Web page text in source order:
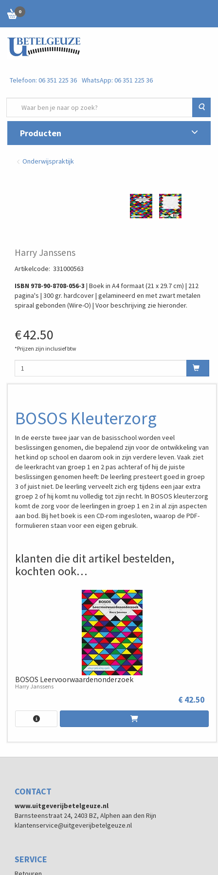
0
Telefoon: 06 351 225 36 WhatsApp: 06 351 225 36
Producten
Onderwijspraktijk
Harry Janssens
Artikelcode: 331000563
ISBN 978-90-8708-056-3 | Boek in A4 formaat (21 x 29.7 cm) | 212
pagina's | 300 gr. hardcover | gelamineerd en met zwart metalen
spiraal gebonden (Wire-O) | Voor beschrijving zie hieronder.
€42.50
*Prijzen zijn inclusief btw
BOSOS Kleuterzorg
In de eerste twee jaar van de basisschool worden veel
beslissingen genomen, die bepalend zijn voor de ontwikkeling van
het kind op school en daarom ook in zijn verdere leven. Vaak ziet
de leerkracht van groep 1 en 2 pas achteraf of hij de juiste
beslissingen genomen heeft: De leerling presteert goed in groep
3 of juist niet. De leerling verveelt zich erg tijdens een jaar extra
groep 2 of hij komt nu volledig tot zijn recht. In BOSOS kleuterzorg
komt de zorg voor de leerlingen in groep 1 en 2 in al zijn aspecten
aan bod. Bij het boek is een CD-rom ingesloten, waarop de PDF-
formulieren staan voor een eigen gebruik.
klanten die dit artikel bestelden,
kochten ook…
BOSOS Leervoorwaardenonderzoek
Harry Janssens
€ 42.50
CONTACT
www.uitgeverijbetelgeuze.nl
Barnsteenstraat 24, 2403 BZ, Alphen aan den Rijn
klantenservice@uitgeverijbetelgeuze.nl
SERVICE